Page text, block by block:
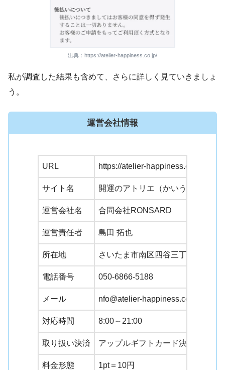
出典：https://atelier-happiness.co.jp/
私が調査した結果も含めて、さらに詳しく見ていきましょ
う。
運営会社情報
URL https://atelier-happiness.co.jp/
サイト名 開運のアトリエ（かいうんのあと
運営会社名 合同会社RONSARD
運営責任者 島田 拓也
所在地 さいたま市南区四谷三丁目6番5-
電話番号 050-6866-5188
メール nfo@atelier-happiness.co.jp
対応時間 8:00～21:00
取り扱い決済 アップルギフトカード決済
料金形態 1pt＝10円